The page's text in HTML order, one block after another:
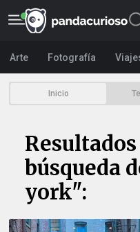
Arte Fotografía
Inicio
búsqueda
york":